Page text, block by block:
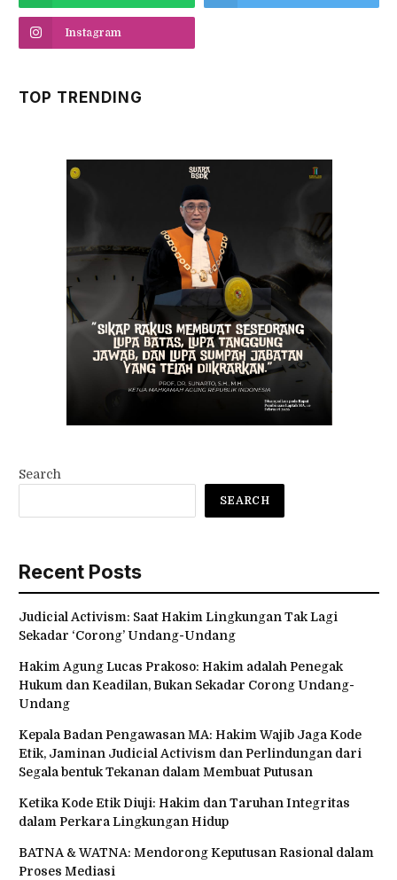
Instagram
TOP TRENDING
Search
SEARCH
Recent Posts
Judicial Activism: Saat Hakim Lingkungan Tak Lagi
Sekadar ‘Corong’ Undang-Undang
Hakim Agung Lucas Prakoso: Hakim adalah Penegak
Hukum dan Keadilan, Bukan Sekadar Corong Undang-
Undang
Kepala Badan Pengawasan MA: Hakim Wajib Jaga Kode
Etik, Jaminan Judicial Activism dan Perlindungan dari
Segala bentuk Tekanan dalam Membuat Putusan
Ketika Kode Etik Diuji: Hakim dan Taruhan Integritas
dalam Perkara Lingkungan Hidup
BATNA & WATNA: Mendorong Keputusan Rasional dalam
Proses Mediasi